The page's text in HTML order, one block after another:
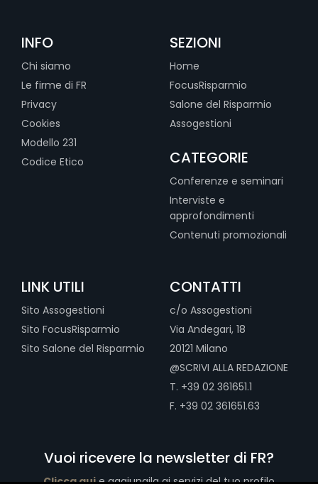
INFO
Chi siamo
Le firme di FR
Privacy
Cookies
Modello 231
Codice Etico
SEZIONI
Home
FocusRisparmio
Salone del Risparmio
Assogestioni
CATEGORIE
Conferenze e seminari
Interviste e
approfondimenti
Contenuti promozionali
LINK UTILI
Sito Assogestioni
Sito FocusRisparmio
Sito Salone del Risparmio
CONTATTI
c/o Assogestioni
Via Andegari, 18
20121 Milano
@SCRIVI ALLA REDAZIONE
T. +39 02 361651.1
F. +39 02 361651.63
Vuoi ricevere la newsletter di FR?